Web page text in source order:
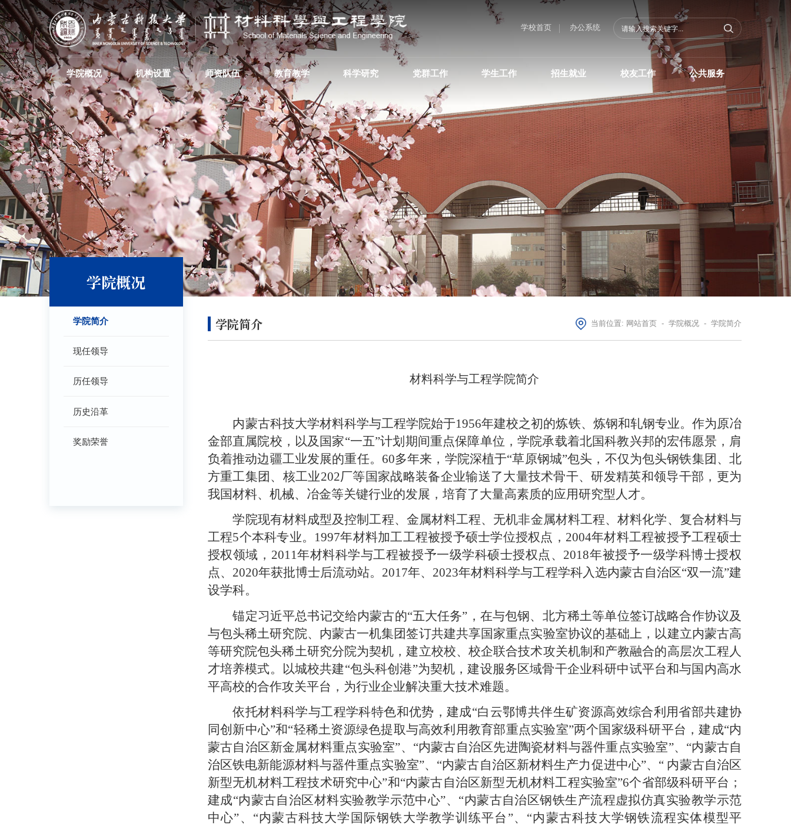
学校首页 办公系统
学院概况 机构设置 师资队伍 教育教学 科学研究 党群工作 学生工作 招生就业 校友工作 公共服务
学院概况
学院简介
现任领导
历任领导
历史沿革
奖励荣誉
学院简介 当前位置: 网站首页 - 学院概况 - 学院简介
材料科学与工程学院简介
内蒙古科技大学材料科学与工程学院始于1956年建校之初的炼铁、炼钢和轧钢专业。作为原冶
金部直属院校，以及国家“一五”计划期间重点保障单位，学院承载着北国科教兴邦的宏伟愿景，肩
负着推动边疆工业发展的重任。60多年来，学院深植于“草原钢城”包头，不仅为包头钢铁集团、北
方重工集团、核工业202厂等国家战略装备企业输送了大量技术骨干、研发精英和领导干部，更为
我国材料、机械、冶金等关键行业的发展，培育了大量高素质的应用研究型人才。
学院现有材料成型及控制工程、金属材料工程、无机非金属材料工程、材料化学、复合材料与
工程5个本科专业。1997年材料加工工程被授予硕士学位授权点，2004年材料工程被授予工程硕士
授权领域，2011年材料科学与工程被授予一级学科硕士授权点、2018年被授予一级学科博士授权
点、2020年获批博士后流动站。2017年、2023年材料科学与工程学科入选内蒙古自治区“双一流”建
设学科。
锚定习近平总书记交给内蒙古的“五大任务”，在与包钢、北方稀土等单位签订战略合作协议及
与包头稀土研究院、内蒙古一机集团签订共建共享国家重点实验室协议的基础上，以建立内蒙古高
等研究院包头稀土研究分院为契机，建立校校、校企联合技术攻关机制和产教融合的高层次工程人
才培养模式。以城校共建“包头科创港”为契机，建设服务区域骨干企业科研中试平台和与国内高水
平高校的合作攻关平台，为行业企业解决重大技术难题。
依托材料科学与工程学科特色和优势，建成“白云鄂博共伴生矿资源高效综合利用省部共建协
同创新中心”和“轻稀土资源绿色提取与高效利用教育部重点实验室”两个国家级科研平台，建成“内
蒙古自治区新金属材料重点实验室”、“内蒙古自治区先进陶瓷材料与器件重点实验室”、“内蒙古自
治区铁电新能源材料与器件重点实验室”、“内蒙古自治区新材料生产力促进中心”、“ 内蒙古自治区
新型无机材料工程技术研究中心”和“内蒙古自治区新型无机材料工程实验室”6个省部级科研平台；
建成“内蒙古自治区材料实验教学示范中心”、“内蒙古自治区钢铁生产流程虚拟仿真实验教学示范
中心”、“内蒙古科技大学国际钢铁大学教学训练平台”、“内蒙古科技大学钢铁流程实体模型平